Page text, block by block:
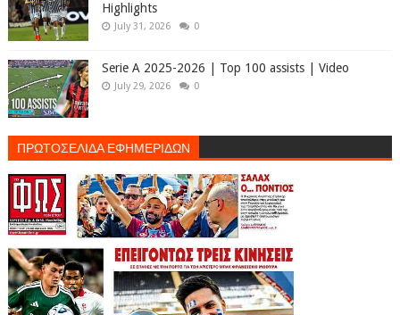
Highlights
July 31, 2026 0
Serie A 2025-2026 | Top 100 assists | Video
July 29, 2026 0
ΠΡΩΤΟΣΕΛΙΔΑ ΕΦΗΜΕΡΙΔΩΝ